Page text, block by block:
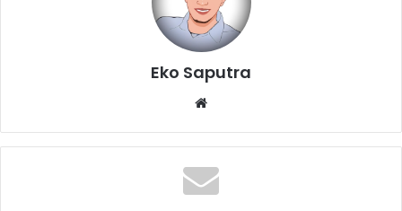
Eko Saputra